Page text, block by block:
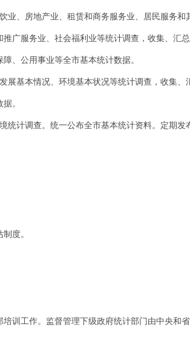
业、房地产业、租赁和商务服务业、居民服务
广服务业、社会福利业等统计调查，收集、汇
、公用事业等全市基本统计数据。
展基本情况、环境基本状况等统计调查，收集
。
统计调查。统一公布全市基本统计资料。定期
度。
训工作。监督管理下级政府统计部门由中央和